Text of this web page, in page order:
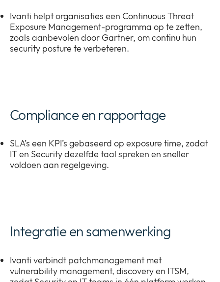
Ivanti helpt organisaties een Continuous Threat
Exposure Management-programma op te zetten,
zoals aanbevolen door Gartner, om continu hun
security posture te verbeteren.
Compliance en rapportage
SLA’s een KPI’s gebaseerd op exposure time, zodat
IT en Security dezelfde taal spreken en sneller
voldoen aan regelgeving.
Integratie en samenwerking
Ivanti verbindt patchmanagement met
vulnerability management, discovery en ITSM,